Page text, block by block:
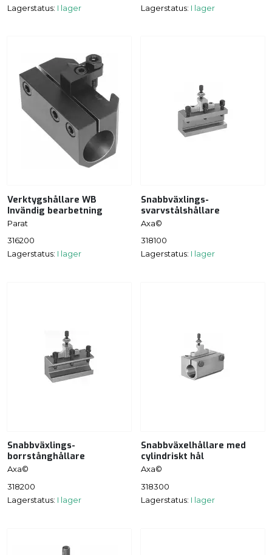
Lagerstatus: I lager
Lagerstatus: I lager
Verktygshållare WB
Invändig bearbetning
Parat
316200
Lagerstatus: I lager
Snabbväxlings-
svarvstålshållare
Axa©
318100
Lagerstatus: I lager
Snabbväxlings-
borrstånghållare
Axa©
318200
Lagerstatus: I lager
Snabbväxelhållare med
cylindriskt hål
Axa©
318300
Lagerstatus: I lager